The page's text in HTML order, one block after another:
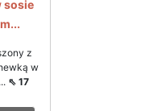
sosie
z
w
⇖ 17